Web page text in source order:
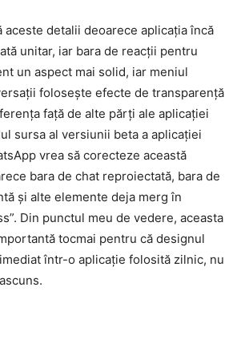
aceste detalii deoarece aplicația încă
unitar, iar bara de reacții pentru
un aspect mai solid, iar meniul
folosește efecte de transparență
față de alte părți ale aplicației
sursa al versiunii beta a aplicației
vrea să corecteze această
bara de chat reproiectată, bara de
și alte elemente deja merg în
Din punctul meu de vedere, aceasta
tocmai pentru că designul
într-o aplicație folosită zilnic, nu